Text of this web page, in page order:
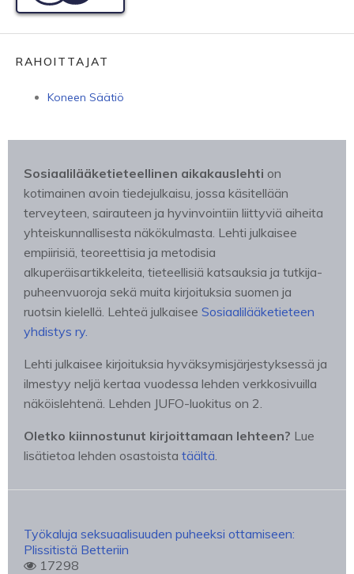
RAHOITTAJAT
Koneen Säätiö
Sosiaalilääketieteellinen aikakauslehti on
kotimainen avoin tiedejulkaisu, jossa käsitellään
terveyteen, sairauteen ja hyvinvointiin liittyviä aiheita
yhteiskunnallisesta näkökulmasta. Lehti julkaisee
empiirisiä, teoreettisia ja metodisia
alkuperäisartikkeleita, tieteellisiä katsauksia ja tutkija-
puheenvuoroja sekä muita kirjoituksia suomen ja
ruotsin kielellä. Lehteä julkaisee Sosiaalilääketieteen
yhdistys ry.
Lehti julkaisee kirjoituksia hyväksymisjärjestyksessä ja
ilmestyy neljä kertaa vuodessa lehden verkkosivuilla
näköislehtenä. Lehden JUFO-luokitus on 2.
Oletko kiinnostunut kirjoittamaan lehteen? Lue
lisätietoa lehden osastoista täältä.
Työkaluja seksuaalisuuden puheeksi ottamiseen:
Plissitistä Betteriin
17298